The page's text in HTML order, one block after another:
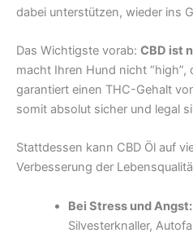
dabei unterstützen, wieder ins
Das Wichtigste vorab: CBD ist
macht Ihren Hund nicht “high”,
garantiert einen THC-Gehalt
somit absolut sicher und legal
Stattdessen kann CBD Öl auf
Verbesserung der
Bei Stress und Angst:
Silvesterknaller,